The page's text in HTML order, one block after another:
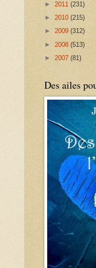
► 2011 (231)
► 2010 (215)
► 2009 (312)
► 2008 (513)
► 2007 (81)
Des ailes